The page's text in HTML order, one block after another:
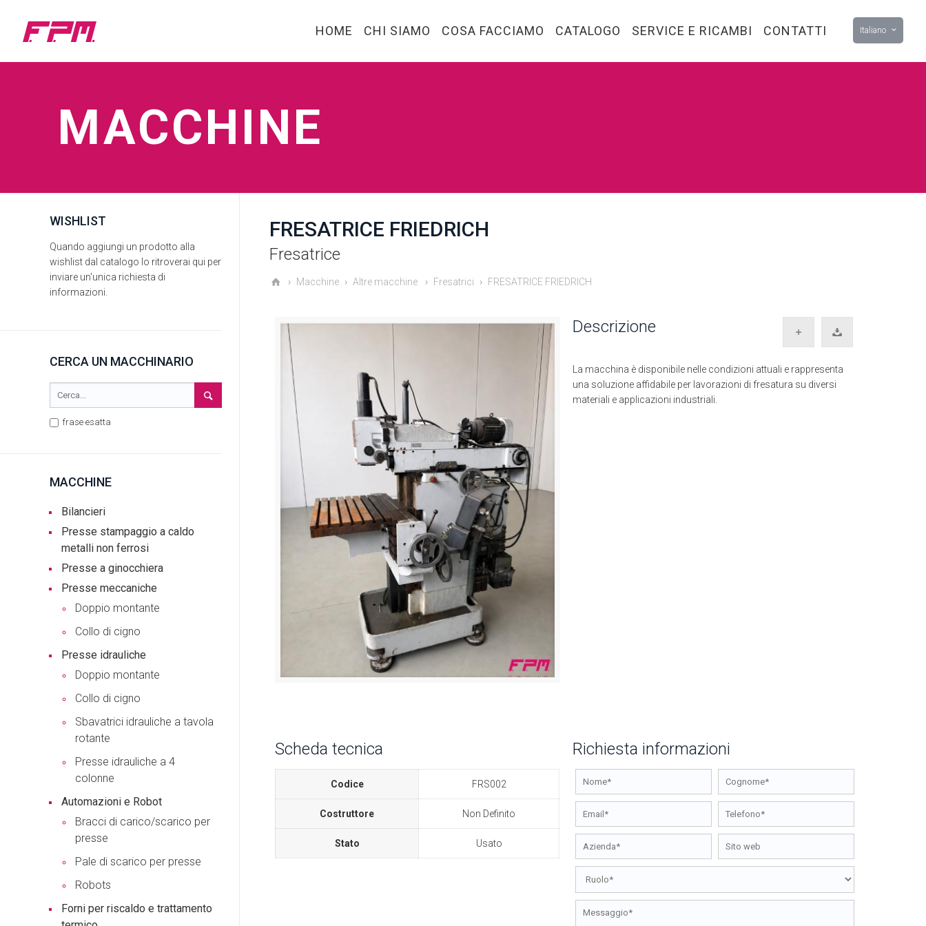
HOME CHI SIAMO COSA FACCIAMO CATALOGO SERVICE E RICAMBI CONTATTI Italiano
MACCHINE
FRESATRICE FRIEDRICH
Fresatrice
Macchine Altre macchine Fresatrici FRESATRICE FRIEDRICH
Descrizione
La macchina è disponibile nelle condizioni attuali e rappresenta
una soluzione affidabile per lavorazioni di fresatura su diversi
materiali e applicazioni industriali.
Scheda tecnica
Codice FRS002
Costruttore Non Definito
Stato Usato
Richiesta informazioni
WISHLIST
Quando aggiungi un prodotto alla
wishlist dal catalogo lo ritroverai qui per
inviare un'unica richiesta di
informazioni.
CERCA UN MACCHINARIO
frase esatta
MACCHINE
Bilancieri
Presse stampaggio a caldo
metalli non ferrosi
Presse a ginocchiera
Presse meccaniche
Doppio montante
Collo di cigno
Presse idrauliche
Doppio montante
Collo di cigno
Sbavatrici idrauliche a tavola
rotante
Presse idrauliche a 4
colonne
Automazioni e Robot
Bracci di carico/scarico per
presse
Pale di scarico per presse
Robots
Forni per riscaldo e trattamento